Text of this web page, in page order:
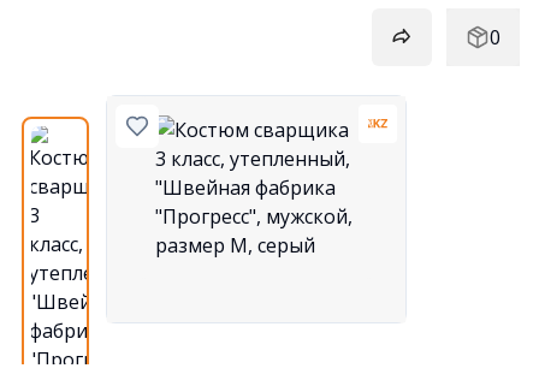
0